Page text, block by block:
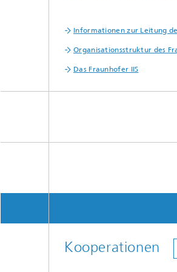
Informationen zur Leitung
Organisationsstruktur des
Das Fraunhofer IIS
Kooperationen